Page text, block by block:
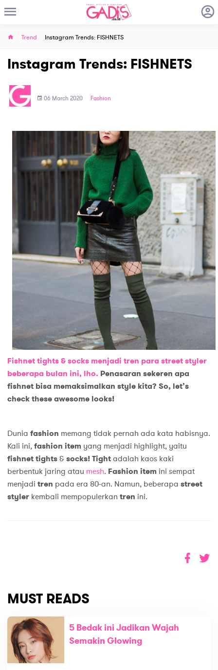
Trend Instagram Trends: FISHNETS
Instagram Trends: FISHNETS
06 March 2020 Fashion
Fishnet tights & socks menjadi tren para street styler
beberapa bulan ini, lho. Penasaran sekeren apa
fishnet bisa memaksimalkan style kita? So, let’s
check these awesome looks!
Dunia fashion memang tidak pernah ada kata habisnya.
Kali ini,fashion item yang menjadi highlight, yaitu
fishnet tights&socks! Tightadalah kaos kaki
berbentuk jaring atau mesh. Fashion item ini sempat
menjadi tren pada era 80-an. Namun, beberapa street
styler kembali mempopulerkan tren ini.
MUST READS
5 Bedak ini Jadikan Wajah
Semakin Glowing